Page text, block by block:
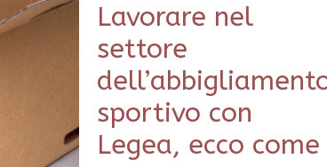
Lavorare nel
settore
sportivo con
Legea, ecco come